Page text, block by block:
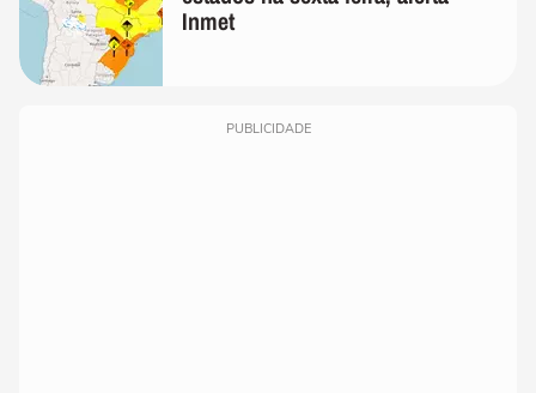
Inmet
PUBLICIDADE